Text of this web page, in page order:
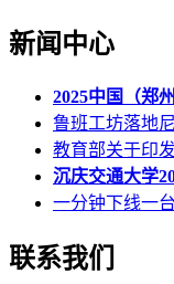
新闻中心
2025中国（郑
鲁班工坊落地
教育部关于印
沉庆交通大学
一分钟下线一
联系我们